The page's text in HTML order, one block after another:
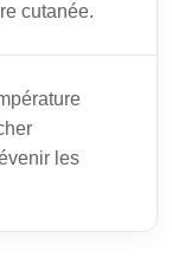
cutanée.
les